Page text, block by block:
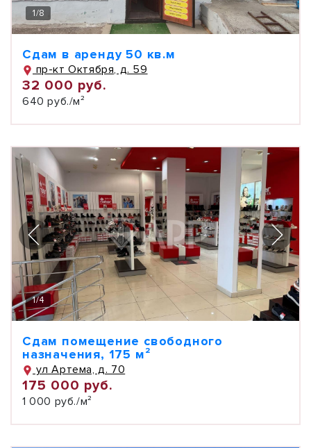
1/8
Сдам в аренду 50 кв.м
пр-кт Октября, д. 59
32 000 руб.
640 руб./м²
1/4
Сдам помещение свободного
назначения, 175 м²
ул Артема, д. 70
175 000 руб.
1 000 руб./м²